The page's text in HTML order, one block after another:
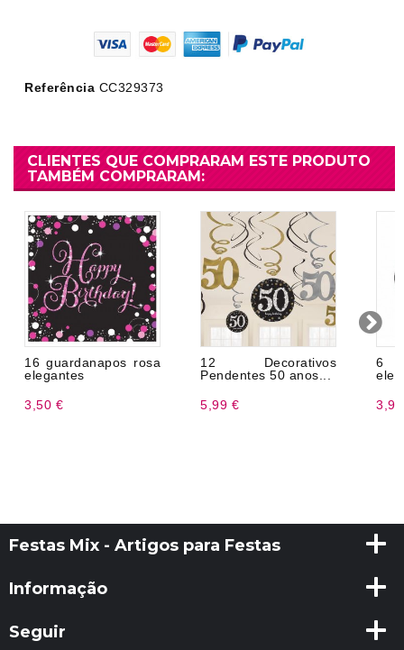
Referência CC329373
CLIENTES QUE COMPRARAM ESTE PRODUTO
TAMBÉM COMPRARAM:
16 guardanapos rosa
elegantes
3,50 €
12 Decorativos
Pendentes 50 anos...
5,99 €
6
Festas Mix - Artigos para Festas
Informação
Seguir